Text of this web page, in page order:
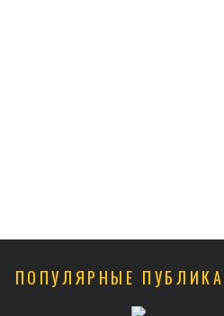
ПОПУЛЯРНЫЕ